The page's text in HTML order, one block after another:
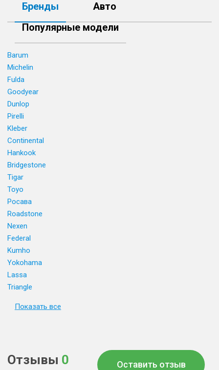
Бренды
Авто
Популярные модели
Barum
Michelin
Fulda
Goodyear
Dunlop
Pirelli
Kleber
Continental
Hankook
Bridgestone
Tigar
Toyo
Росава
Roadstone
Nexen
Federal
Kumho
Yokohama
Lassa
Triangle
Показать все
Отзывы 0 Оставить отзыв